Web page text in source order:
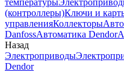
температуры
(контроллеры)Ключи и
управленияКоллекторы
DanfossАвтоматика Dendor
Назад
Электроприводы
Dendor